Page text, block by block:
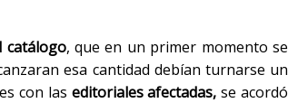
catálogo, que en un primer momento se
esa cantidad debían turnarse un
con las editoriales afectadas, se acordó